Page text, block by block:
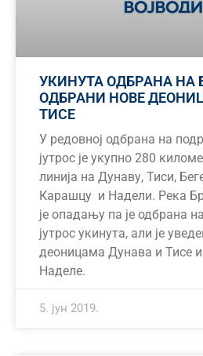
УКИНУТА ОДБРАНА НА
ОДБРАНИ НОВЕ
ТИСЕ
У редовној одбрана на
јутрос је укупно 280
линија на Дунаву, Тиси,
Карашцу и Надели. Река
је опадању па је одбрана
јутрос укинута, али је
деоницама Дунава и Тисе
Наделе.
5. јун 2019.